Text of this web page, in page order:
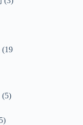
19
5
5